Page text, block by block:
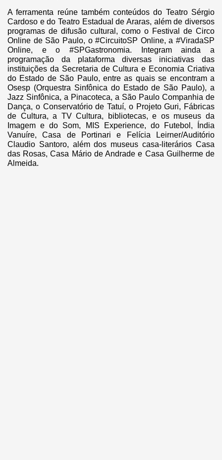
A ferramenta reúne também conteúdos do Teatro Sérgio
Cardoso e do Teatro Estadual de Araras, além de diversos
programas de difusão cultural, como o Festival de Circo
Online de São Paulo, o #CircuitoSP Online, a #ViradaSP
Online, e o #SPGastronomia. Integram ainda a
programação da plataforma diversas iniciativas das
instituições da Secretaria de Cultura e Economia Criativa
do Estado de São Paulo, entre as quais se encontram a
Osesp (Orquestra Sinfônica do Estado de São Paulo), a
Jazz Sinfônica, a Pinacoteca, a São Paulo Companhia de
Dança, o Conservatório de Tatuí, o Projeto Guri, Fábricas
de Cultura, a TV Cultura, bibliotecas, e os museus da
Imagem e do Som, MIS Experience, do Futebol, Índia
Vanuíre, Casa de Portinari e Felícia Leirner/Auditório
Claudio Santoro, além dos museus casa-literários Casa
das Rosas, Casa Mário de Andrade e Casa Guilherme de
Almeida.